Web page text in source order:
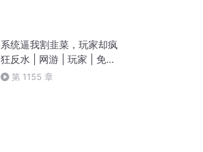
系统逼我割韭菜，玩家却疯
狂反水 | 网游 | 玩家 | 免费
有声小说
第 1155 章